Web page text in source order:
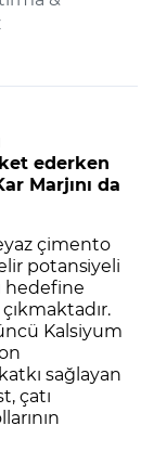
ederken
Marjını da
çimento
potansiyeli
hedefine
Kalsiyum
sağlayan
çatı